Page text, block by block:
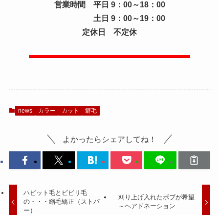
営業時間 平日 9：00～18：00
土日 9：00～19：00
定休日 不定休
news カラー カット 癖毛
よかったらシェアしてね！
ハビット毛とビビリ毛
の・・・縮毛矯正（ストパ
ー）
刈り上げ入れたボブが希望
～ヘアドネーション